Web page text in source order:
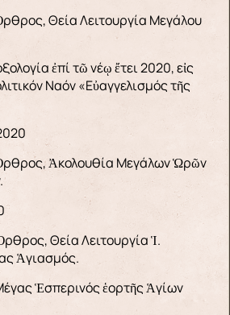
Θεία Λειτουργία Μεγάλου
ἐπί τῶ νέῳ ἔτει 2020, εἰς
Ναόν «Εὐαγγελισμός τῆς
Ἀκολουθία Μεγάλων Ὡρῶν
Θεία Λειτουργία Ἱ.
Ἁγιασμός.
Ἑσπερινός ἑορτῆς Ἁγίων